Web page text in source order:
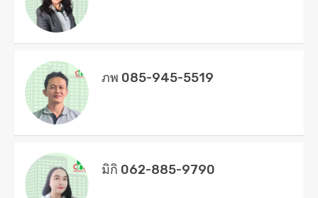
ภพ 085-945-5519
มิกิ 062-885-9790